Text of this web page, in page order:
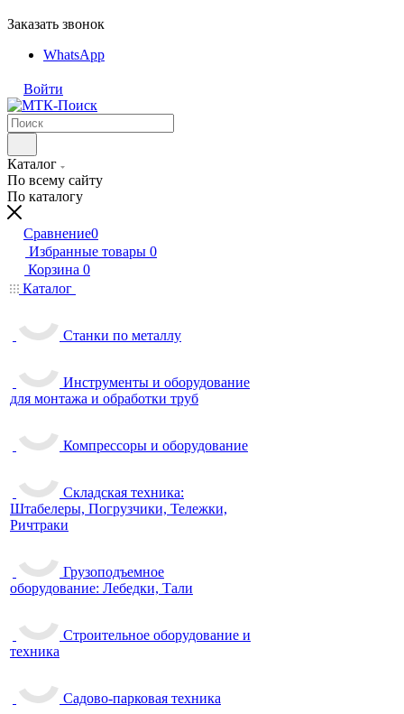
Заказать звонок
WhatsApp
Войти
Каталог
По всему сайту
По каталогу
Сравнение0
Избранные товары 0
Корзина 0
Каталог
Станки по металлу
Инструменты и оборудование
для монтажа и обработки труб
Компрессоры и оборудование
Складская техника:
Штабелеры, Погрузчики, Тележки,
Ричтраки
Грузоподъемное
оборудование: Лебедки, Тали
Строительное оборудование и
техника
Садово-парковая техника